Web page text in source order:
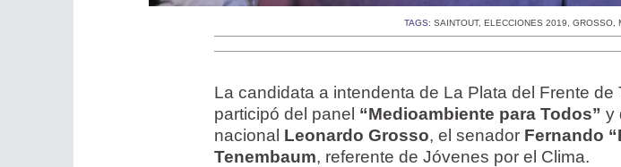
TAGS:SAINTOUT,ELECCIONES 2019 ,GROSSO ,
La candidata a intendenta de La Plata del Frente de
participó del panel “Medioambiente para Todos” y
nacional Leonardo Grosso, el senador Fernando
Tenembaum, referente de Jóvenes por el Clima.